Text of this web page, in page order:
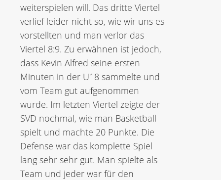
weiterspielen will. Das dritte Viertel
verlief leider nicht so, wie wir uns es
vorstellten und man verlor das
Viertel 8:9. Zu erwähnen ist jedoch,
dass Kevin Alfred seine ersten
Minuten in der U18 sammelte und
vom Team gut aufgenommen
wurde. Im letzten Viertel zeigte der
SVD nochmal, wie man Basketball
spielt und machte 20 Punkte. Die
Defense war das komplette Spiel
lang sehr sehr gut. Man spielte als
Team und jeder war für den